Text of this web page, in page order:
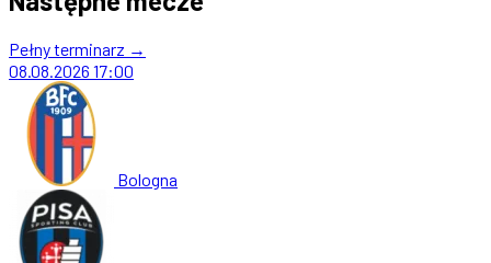
Pełny terminarz →
08.08.2026 17:00
Bologna